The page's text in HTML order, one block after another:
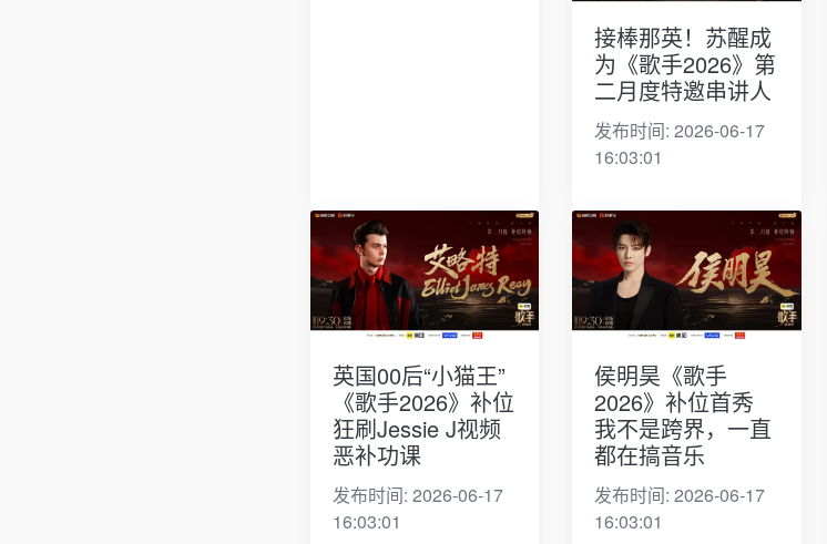
接棒那英！苏醒成
为《歌手2026》第
二月度特邀串讲人
发布时间: 2026-06-17
16:03:01
英国00后“小猫王”
《歌手2026》补位
狂刷Jessie J视频
恶补功课
发布时间: 2026-06-17
16:03:01
侯明昊《歌手
2026》补位首秀
我不是跨界，一直
都在搞音乐
发布时间: 2026-06-17
16:03:01